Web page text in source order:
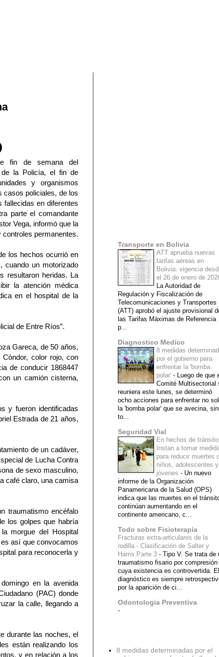
fin de semana del
de la Policía, el fin de
y organismos
casos policiales, de los
fallecidas en diferentes
parte el comandante
Vega, informó que la
permanentes.
los hechos ocurrió en
cuando un motorizado
resultaron heridas. La
la atención médica
en el hospital de la
de Entre Ríos”.
Gareca, de 50 años,
color rojo, con
de conducir 1868447
un camión cisterna,
y fueron identificadas
Estrada de 21 años,
de un cadáver,
de Lucha Contra
de sexo masculino,
café claro, una camisa
traumatismo encéfalo
los golpes que habría
morgue del Hospital
así que convocamos
para reconocerla y
en la avenida
(PAC) donde
la calle, llegando a
durante las noches, el
están realizando los
y en relación a los
Transporte en Bolivia
ATT aprueba nuevas
tarifas aéreas en
Bolivia: vigencia
el 26 de enero de
La Autoridad de
Regulación y Fiscalización de
Telecomunicaciones y Transportes
(ATT) aprobó el ajuste provisional
las Tarifas Máximas de Referencia
p...
Diagnostico Medico
8 medidas
por el gobierno para
enfrentar la 'bomba
polar' - Luego de que
Comité Multisectorial
reuniera este lunes, se determinó
ocho acciones para enfrentar no
la 'bomba polar' que se avecina,
to...
Seguridad Vial
En hechos de tránsito
Instan a tomar
para reducir muertes
niños, adolescentes y
jóvenes - Un nuevo
informe de la Organización
Panamericana de la Salud (OPS)
indica que las muertes en el
continúan aumentando en el
continente americano, c...
Todo sobre Fisioterapia
Fracturas extra-articulares de la
rodilla - Clasificación de Salter y
Harris Parte 3 - Tipo V. Se trata de
traumatismo fisario por compresión
cuya existencia es controvertida. El
diagnóstico es siempre
por la aparición de ci...
Odontologia Preventiva
-
8 medidas determinadas por el